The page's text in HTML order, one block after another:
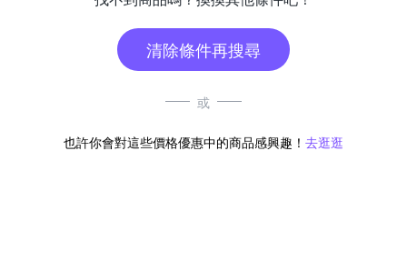
清除條件再搜尋
或
也許你會對這些價格優惠中的商品感興趣！ 去逛逛